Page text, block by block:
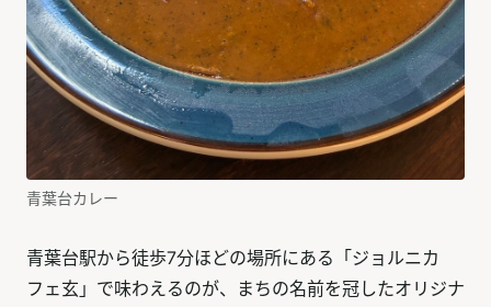
青葉台カレー
青葉台駅から徒歩7分ほどの場所にある「ジョルニカ
フェ玄」で味わえるのが、まちの名前を冠したオリジナ